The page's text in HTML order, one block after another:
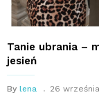
Tanie ubrania –
jesień
By lena 26